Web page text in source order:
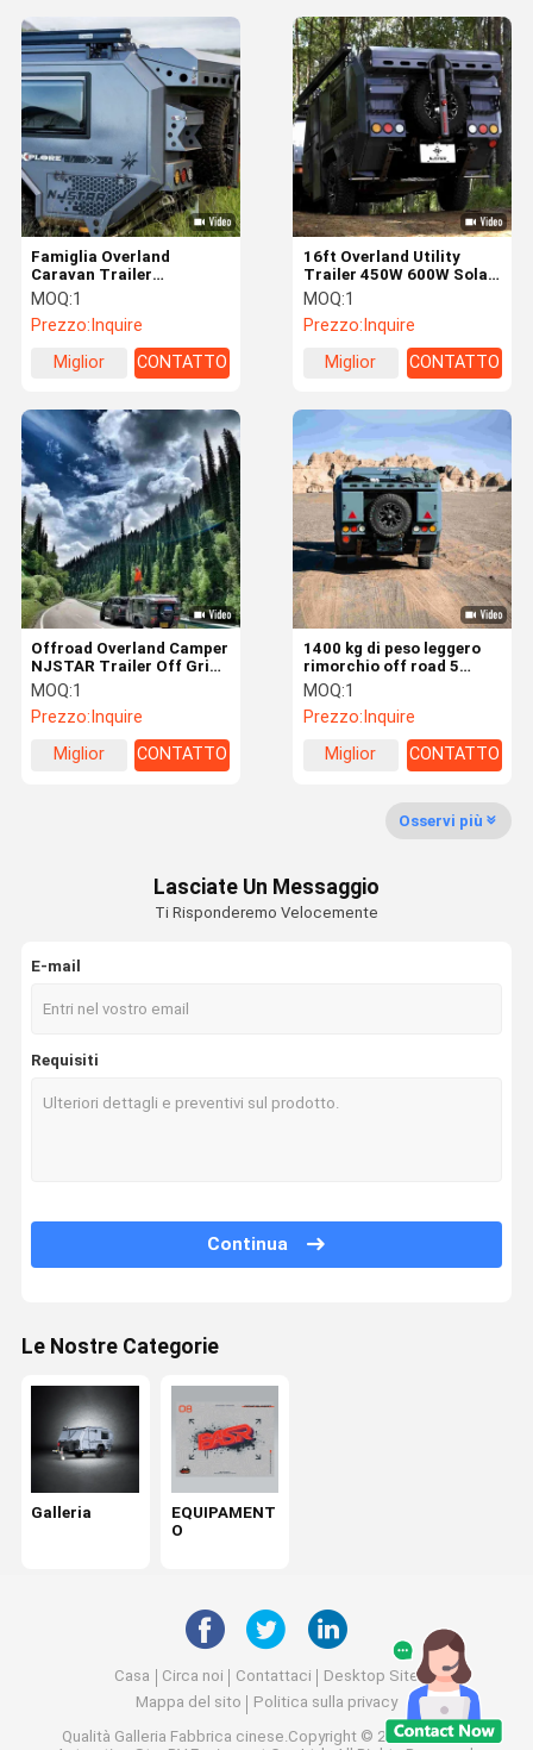
Casa Prodotti Video Chi Siamo
Fatory Tour
Controllo Di
Qualità
Contattaci
Richiedere
Un
EQUIPAMENTO
16ft Overland Utility
Trailer 450W 600W Solar
Piccoli rimorchi da
viaggio off road
MOQ:1
Prezzo: Inquire
Miglior
CONTATTO
Famiglia Overland
Caravan Trailer
Personalizzare Piccolo
Off Road Trailer
5m*2m*2m
MOQ:1
Prezzo: Inquire
Miglior
CONTATTO
1400 kg di peso leggero
rimorchio off road 5
metri di alluminio
rimorchio Rv terrestri
MOQ:1
Prezzo: Inquire
Miglior
CONTATTO
Offroad Overland Camper
NJSTAR Trailer Off Grid
Camper di taglia
familiare
MOQ:1
Prezzo: Inquire
Miglior
CONTATTO
Osservi più
Lasciate Un Messaggio
Ti Risponderemo Velocemente
E-mail
Requisiti
Continua
Le Nostre Categorie
Galleria
EQUIPAMENT
O
Casa Circa noi Contattaci
Desktop Site
Mappa del sito
Politica sulla privacy
Qualità Galleria Fabbrica cinese.Copyright © 2026 Sichuan